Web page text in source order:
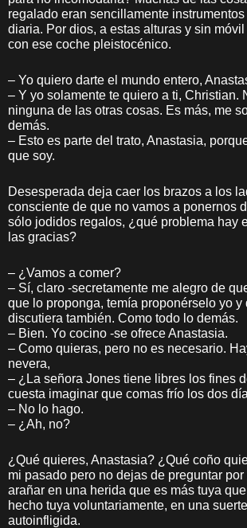
regalado eran sencillamente
diaria. Por dios, a estas alturas y sin
con ese coche pleistocénico.
– Yo quiero darte el mundo entero,
– Y yo solamente te quiero a ti, Christian.
ninguna de las otras cosas. Es más, me
demás.
– Esto es parte del trato, Anastasia,
que soy.
Desesperada deja caer los brazos a los
consciente de que no vamos a ponernos
sólo jodidos regalos, ¿qué problema hay
las gracias?
– ¿Vamos a comer?
– Sí, claro -secretamente me alegro de
que lo proponga, temía proponérselo yo y
discutiera también. Como todo lo demás.
– Bien. Yo cocino -se ofrece Anastasia.
– Como quieras, pero no es necesario.
nevera,
– ¿La señora Jones tiene libres los fines
cuesta imaginar que comas frío los dos
– No lo hago.
– ¿Ah, no?
¿Qué quieres, Anastasia? ¿Qué coño
mi pasado pero no dejas de preguntar
arañar en una herida que es más tuya
hecho tuya voluntariamente, en una
autoinfligida.